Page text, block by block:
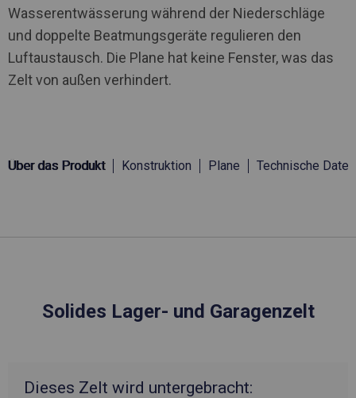
Wasserentwässerung während der Niederschläge
und doppelte Beatmungsgeräte regulieren den
Luftaustausch. Die Plane hat keine Fenster, was das
Zelt von außen verhindert.
Über das Produkt Konstruktion Plane Technische Daten
Solides Lager- und Garagenzelt
Dieses Zelt wird untergebracht: